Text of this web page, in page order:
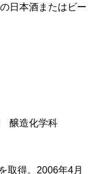
日本酒またはビー
醸造化学科
取得。2006年4月